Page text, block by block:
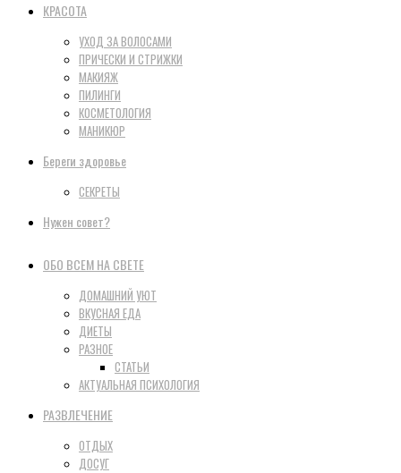
КРАСОТА
УХОД ЗА ВОЛОСАМИ
ПРИЧЕСКИ И СТРИЖКИ
МАКИЯЖ
ПИЛИНГИ
КОСМЕТОЛОГИЯ
МАНИКЮР
Береги здоровье
СЕКРЕТЫ
Нужен совет?
ОБО ВСЕМ НА СВЕТЕ
ДОМАШНИЙ УЮТ
ВКУСНАЯ ЕДА
ДИЕТЫ
РАЗНОЕ
СТАТЬИ
АКТУАЛЬНАЯ ПСИХОЛОГИЯ
РАЗВЛЕЧЕНИЕ
ОТДЫХ
ДОСУГ